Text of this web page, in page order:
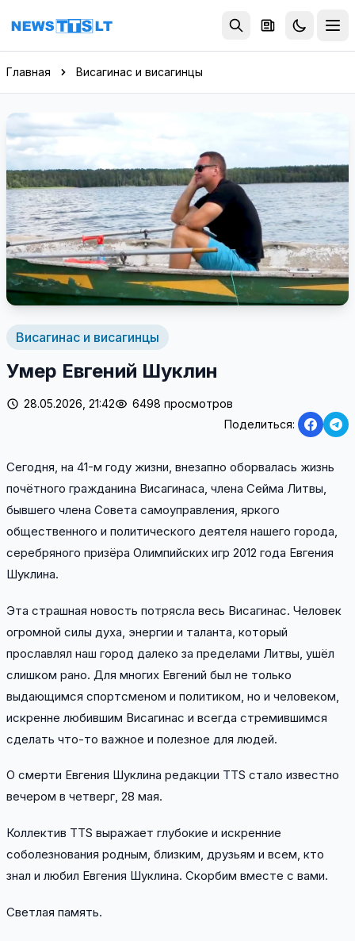
Перейти к содержимому
Главная Висагинас и висагинцы
Висагинас и висагинцы
Умер Евгений Шуклин
28.05.2026, 21:42
6498 просмотров
Поделиться:
Сегодня, на 41-м году жизни, внезапно оборвалась жизнь
почётного гражданина Висагинаса, члена Сейма Литвы,
бывшего члена Совета самоуправления, яркого
общественного и политического деятеля нашего города,
серебряного призёра Олимпийских игр 2012 года Евгения
Шуклина.
Эта страшная новость потрясла весь Висагинас. Человек
огромной силы духа, энергии и таланта, который
прославлял наш город далеко за пределами Литвы, ушёл
слишком рано. Для многих Евгений был не только
выдающимся спортсменом и политиком, но и человеком,
искренне любившим Висагинас и всегда стремившимся
сделать что-то важное и полезное для людей.
О смерти Евгения Шуклина редакции TTS стало известно
вечером в четверг, 28 мая.
Коллектив TTS выражает глубокие и искренние
соболезнования родным, близким, друзьям и всем, кто
знал и любил Евгения Шуклина. Скорбим вместе с вами.
Светлая память.